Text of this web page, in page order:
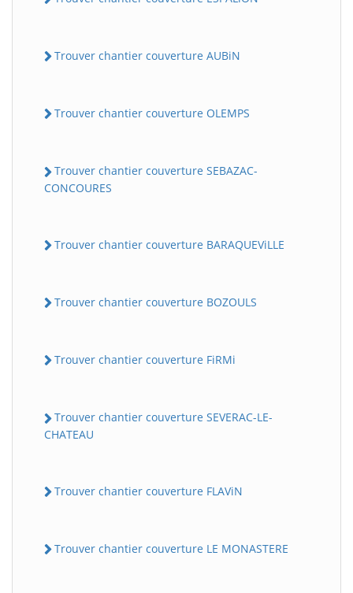
Trouver chantier couverture AUBiN
Trouver chantier couverture OLEMPS
Trouver chantier couverture SEBAZAC-
CONCOURES
Trouver chantier couverture BARAQUEViLLE
Trouver chantier couverture BOZOULS
Trouver chantier couverture FiRMi
Trouver chantier couverture SEVERAC-LE-
CHATEAU
Trouver chantier couverture FLAViN
Trouver chantier couverture LE MONASTERE